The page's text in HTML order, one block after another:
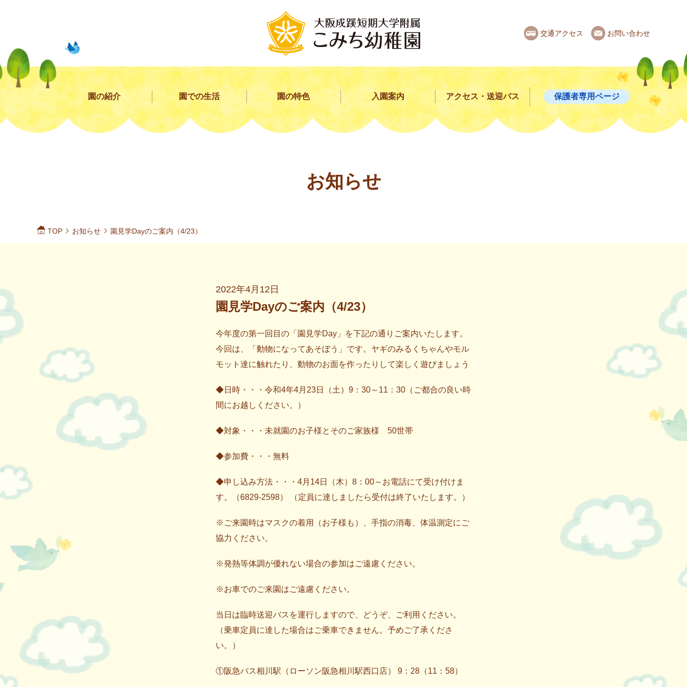
園の紹介 園での生活 園の特色 入園案内 アクセス・送迎バス 保護者専用ページ
交通アクセス お問い合わせ
お知らせ
TOP お知らせ 園見学Dayのご案内（4/23）
2022年4月12日
園見学Dayのご案内（4/23）
今年度の第一回目の「園見学Day」を下記の通りご案内いたします。
今回は、「動物になってあそぼう」です。ヤギのみるくちゃんやモル
モット達に触れたり、動物のお面を作ったりして楽しく遊びましょう
◆日時・・・令和4年4月23日（土）9：30～11：30（ご都合の良い時
間にお越しください。）
◆対象・・・未就園のお子様とそのご家族様 50世帯
◆参加費・・・無料
◆申し込み方法・・・4月14日（木）8：00～お電話にて受け付けま
す。（6829-2598） （定員に達しましたら受付は終了いたします。）
※ご来園時はマスクの着用（お子様も）、手指の消毒、体温測定にご
協力ください。
※発熱等体調が優れない場合の参加はご遠慮ください。
※お車でのご来園はご遠慮ください。
当日は臨時送迎バスを運行しますので、どうぞ、ご利用ください。
（乗車定員に達した場合はご乗車できません。予めご了承くださ
い。）
①阪急バス相川駅（ローソン阪急相川駅西口店） 9：28（11：58）